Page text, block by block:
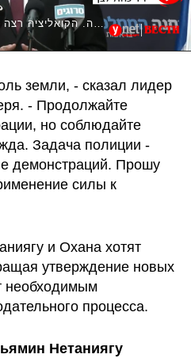
632496#גנץ בכנסת: "הבית הזה מחריב את המדינה. הקואליציה רצה לעבר מלחמת אחים"
земли, - сказал лидер
- Продолжайте
но соблюдайте
Задача полиции -
демонстраций. Прошу
силы к
и Охана хотят
утверждение новых
необходимым
процесса.
Нетаниягу